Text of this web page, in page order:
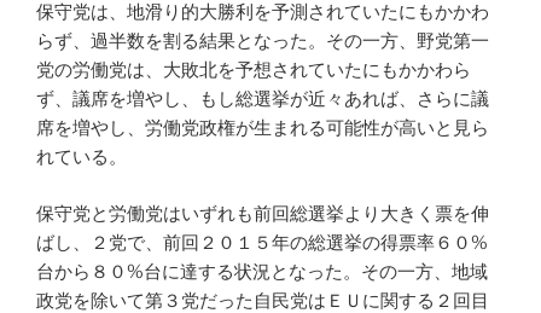
保守党は、地滑り的大勝利を予測されていたにもかかわ
らず、過半数を割る結果となった。その一方、野党第一
党の労働党は、大敗北を予想されていたにもかかわら
ず、議席を増やし、もし総選挙が近々あれば、さらに議
席を増やし、労働党政権が生まれる可能性が高いと見ら
れている。
保守党と労働党はいずれも前回総選挙より大きく票を伸
ばし、２党で、前回２０１５年の総選挙の得票率６０%
台から８０%台に達する状況となった。その一方、地域
政党を除いて第３党だった自民党はＥＵに関する２回目